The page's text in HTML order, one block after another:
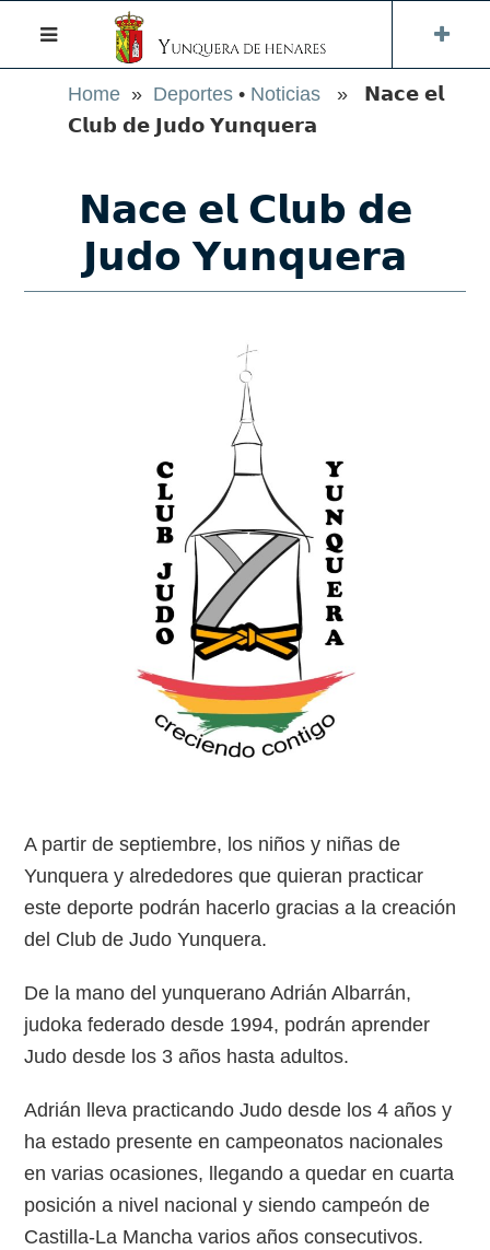
Home » Deportes • Noticias » 𝗡𝗮𝗰𝗲 𝗲𝗹
𝗖𝗹𝘂𝗯 𝗱𝗲 𝗝𝘂𝗱𝗼 𝗬𝘂𝗻𝗾𝘂𝗲𝗿𝗮
𝗡𝗮𝗰𝗲 𝗲𝗹 𝗖𝗹𝘂𝗯 𝗱𝗲
𝗝𝘂𝗱𝗼 𝗬𝘂𝗻𝗾𝘂𝗲𝗿𝗮
A partir de septiembre, los niños y niñas de
Yunquera y alrededores que quieran practicar
este deporte podrán hacerlo gracias a la creación
del Club de Judo Yunquera.
De la mano del yunquerano Adrián Albarrán,
judoka federado desde 1994, podrán aprender
Judo desde los 3 años hasta adultos.
Adrián lleva practicando Judo desde los 4 años y
ha estado presente en campeonatos nacionales
en varias ocasiones, llegando a quedar en cuarta
posición a nivel nacional y siendo campeón de
Castilla-La Mancha varios años consecutivos.